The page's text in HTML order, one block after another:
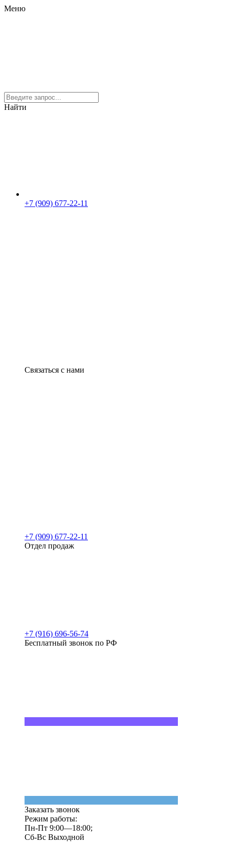
Меню
Найти
+7 (909) 677-22-11
Связаться с нами
+7 (909) 677-22-11
Отдел продаж
+7 (916) 696-56-74
Бесплатный звонок по РФ
Заказать звонок
Режим работы:
Пн-Пт 9:00—18:00;
Сб-Вс Выходной